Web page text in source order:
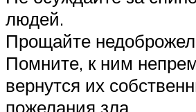
людей.
Прощайте
Помните, к ним
вернутся их
пожелания зла.